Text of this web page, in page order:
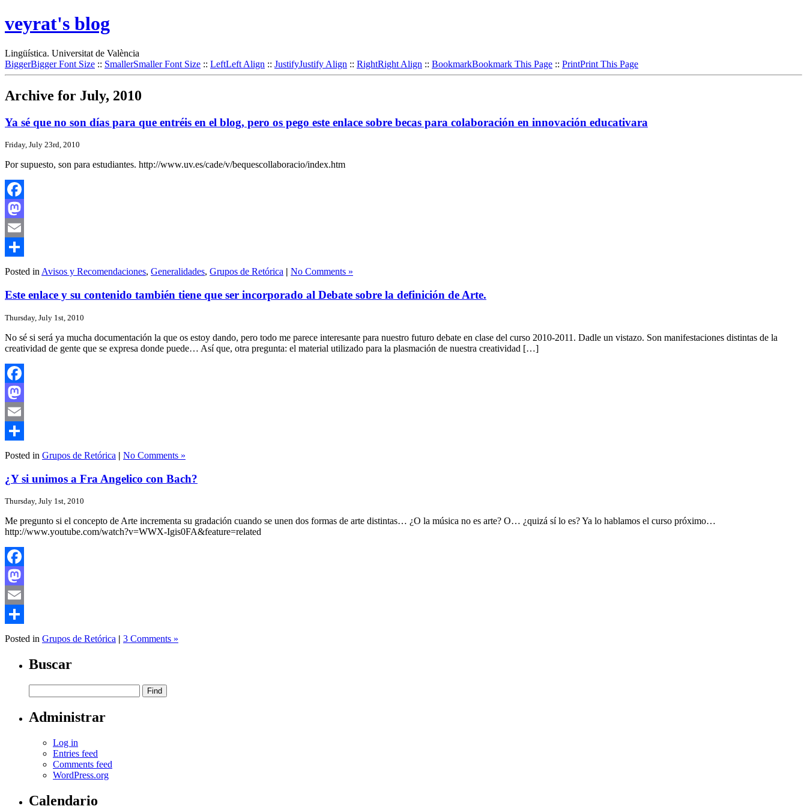
veyrat's blog
Lingüística. Universitat de València
BiggerBigger Font Size :: SmallerSmaller Font Size :: LeftLeft Align :: JustifyJustify Align :: RightRight Align :: BookmarkBookmark This Page :: PrintPrint This Page
Archive for July, 2010
Ya sé que no son días para que entréis en el blog, pero os pego este enlace sobre becas para colaboración en innovación educativara
Friday, July 23rd, 2010
Por supuesto, son para estudiantes. http://www.uv.es/cade/v/bequescollaboracio/index.htm
Facebook
Mastodon
Email
Share
Posted inAvisos y Recomendaciones, Generalidades, Grupos de Retórica | No Comments »
Este enlace y su contenido también tiene que ser incorporado al Debate sobre la definición de Arte.
Thursday, July 1st, 2010
No sé si será ya mucha documentación la que os estoy dando, pero todo me parece interesante para nuestro futuro debate en clase del curso 2010-2011. Dadle un vistazo. Son manifestaciones distintas de la
creatividad de gente que se expresa donde puede… Así que, otra pregunta: el material utilizado para la plasmación de nuestra creatividad […]
Facebook
Mastodon
Email
Share
Posted in Grupos de Retórica | No Comments »
¿Y si unimos a Fra Angelico con Bach?
Thursday, July 1st, 2010
Me pregunto si el concepto de Arte incrementa su gradación cuando se unen dos formas de arte distintas… ¿O la música no es arte? O… ¿quizá sí lo es? Ya lo hablamos el curso próximo…
http://www.youtube.com/watch?v=WWX-Igis0FA&feature=related
Facebook
Mastodon
Email
Share
Posted in Grupos de Retórica | 3 Comments »
Buscar
Administrar
Log in
Entries feed
Comments feed
WordPress.org
Calendario